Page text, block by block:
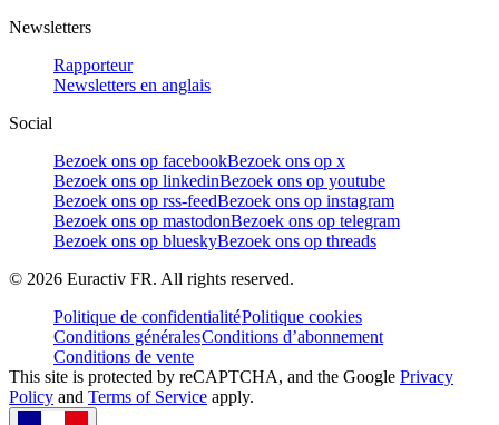
Newsletters
Rapporteur
Newsletters en anglais
Social
Bezoek ons op facebookBezoek ons op x
Bezoek ons op linkedinBezoek ons op youtube
Bezoek ons op rss-feedBezoek ons op instagram
Bezoek ons op mastodonBezoek ons op telegram
Bezoek ons op blueskyBezoek ons op threads
© 2026 Euractiv FR. All rights reserved.
Politique de confidentialitéPolitique cookies
Conditions généralesConditions d’abonnement
Conditions de vente
This site is protected by reCAPTCHA, and the Google Privacy
Policy and Terms of Service apply.